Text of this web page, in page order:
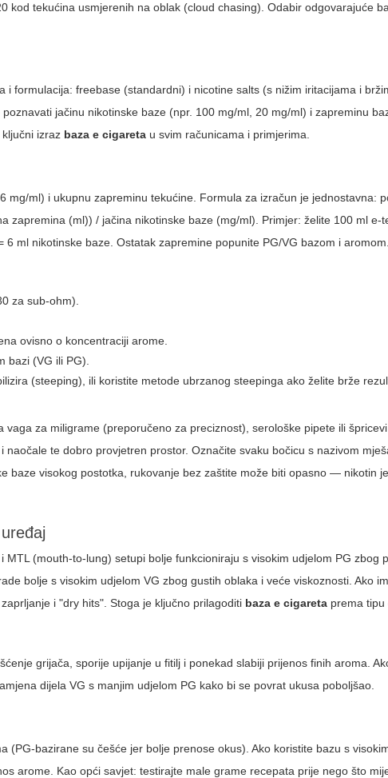
kod tekućina usmjerenih na oblak (cloud chasing). Odabir odgovarajuće
i formulacija:freebase (standardni) i nicotine salts (s nižim iritacijama i
jačinu nikotinske baze (npr. 100 mg/ml, 20 mg/ml) i zapreminu
izraz baza e cigareta u svim računicama i primjerima.
mg/ml) i ukupnu zapreminu tekućine. Formula za izračun je jednostavna:
zapremina (ml)) / jačina nikotinske baze (mg/ml). Primjer: želite 100 ml e-
ml nikotinske baze. Ostatak zapremine popunite PG/VG bazom i aromom.
za sub-ohm).
ovisno o koncentraciji arome.
bazi (VG ili PG).
(steeping), ili koristite metode ubrzanog steepinga ako želite brže
za miligrame (preporučeno za preciznost), serološke pipete ili
te dobro provjetren prostor. Označite svaku bočicu s nazivom
baze visokog postotka, rukovanje bez zaštite može biti opasno — nikotin
(mouth-to-lung) setupi bolje funkcioniraju s visokim udjelom PG zbog
bolje s visokim udjelom VG zbog gustih oblaka i veće viskoznosti. Ako
i "dry hits". Stoga je ključno prilagoditi baza e cigareta prema tipu
grijača, sporije upijanje u fitilj i ponekad slabiji prijenos finih aroma.
dijela VG s manjim udjelom PG kako bi se povrat ukusa poboljšao.
(PG-bazirane su češće jer bolje prenose okus). Ako koristite bazu s
arome. Kao opći savjet: testirajte male grame recepata prije nego što